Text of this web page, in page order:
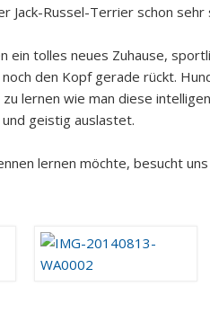
Jack-Russel-Terrier schon
ein tolles neues Zuhause,
den Kopf gerade rückt.
zu lernen wie man diese
geistig auslastet.
lernen möchte, besucht